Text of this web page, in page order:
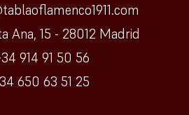
Ana, 15 - 28012 Madrid
914 91 50 56
650 63 51 25